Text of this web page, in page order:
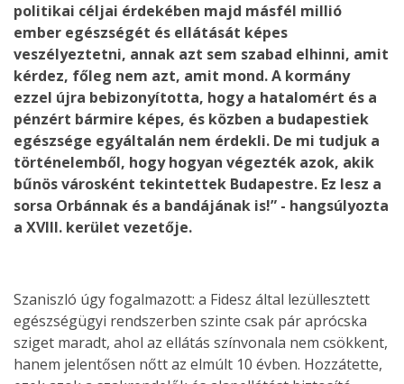
politikai céljai érdekében majd másfél millió
ember egészségét és ellátását képes
veszélyeztetni, annak azt sem szabad elhinni, amit
kérdez, főleg nem azt, amit mond. A kormány
ezzel újra bebizonyította, hogy a hatalomért és a
pénzért bármire képes, és közben a budapestiek
egészsége egyáltalán nem érdekli. De mi tudjuk a
történelemből, hogy hogyan végezték azok, akik
bűnös városként tekintettek Budapestre. Ez lesz a
sorsa Orbánnak és a bandájának is!” - hangsúlyozta
a XVIII. kerület vezetője.
Szaniszló úgy fogalmazott: a Fidesz által lezüllesztett
egészségügyi rendszerben szinte csak pár aprócska
sziget maradt, ahol az ellátás színvonala nem csökkent,
hanem jelentősen nőtt az elmúlt 10 évben. Hozzátette,